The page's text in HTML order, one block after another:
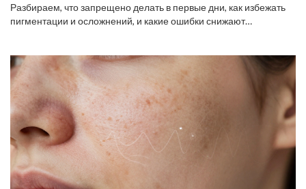
Разбираем, что запрещено делать в первые дни, как избежать
пигментации и осложнений, и какие ошибки снижают